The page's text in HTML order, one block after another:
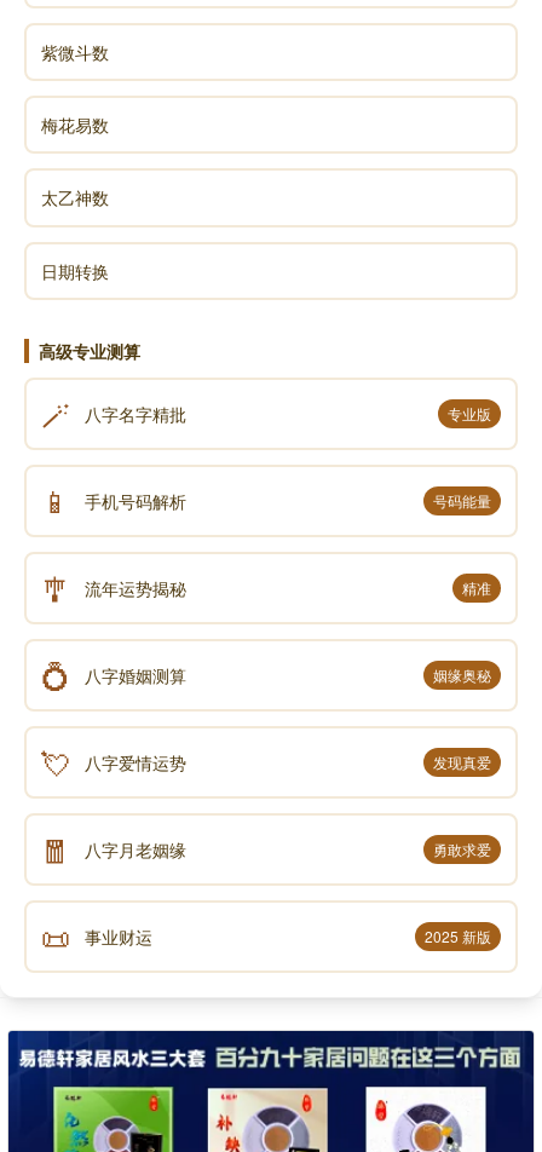
紫微斗数
梅花易数
太乙神数
日期转换
高级专业测算
🪄 八字名字精批 专业版
📱 手机号码解析 号码能量
🎐 流年运势揭秘 精准
💍 八字婚姻测算 姻缘奥秘
💘 八字爱情运势 发现真爱
🧧 八字月老姻缘 勇敢求爱
📜 事业财运 2025 新版